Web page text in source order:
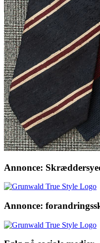
Annonce:
Annonce: